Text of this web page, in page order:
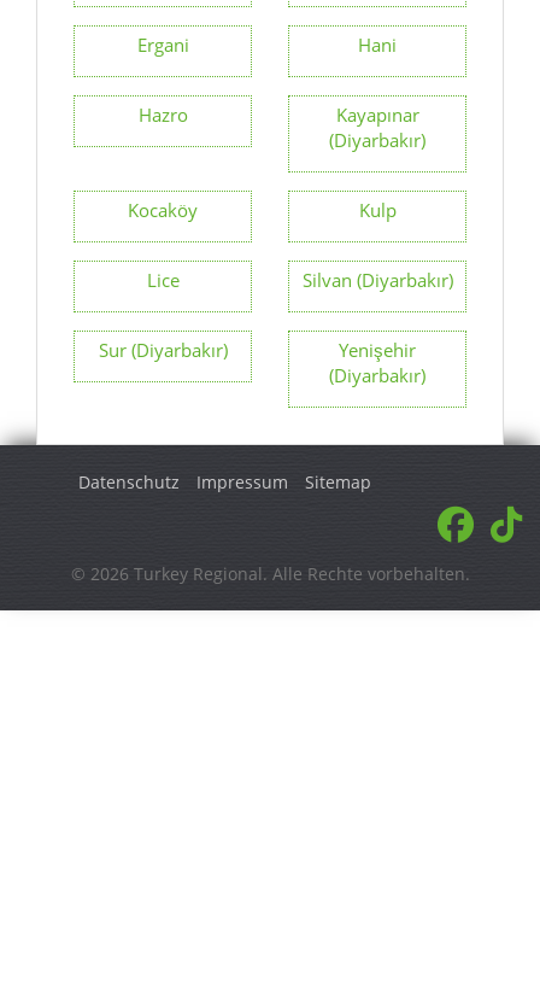
Ergani Hani
Hazro
Kayapınar
(Diyarbakır)
Kocaköy Kulp
Lice Silvan (Diyarbakır)
Sur (Diyarbakır)
Yenişehir
(Diyarbakır)
Datenschutz Impressum Sitemap
© 2026 Turkey Regional. Alle Rechte vorbehalten.